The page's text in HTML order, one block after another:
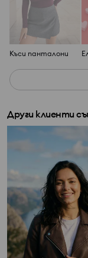
Къси панталони
Други клиенти